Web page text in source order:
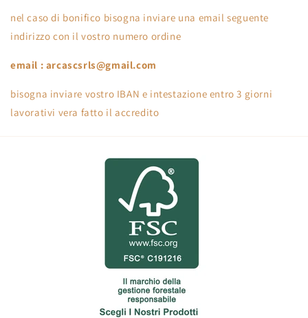
nel caso di bonifico bisogna inviare una email seguente
indirizzo con il vostro numero ordine
email : arcascsrls@gmail.com
bisogna inviare vostro IBAN e intestazione entro 3 giorni
lavorativi vera fatto il accredito